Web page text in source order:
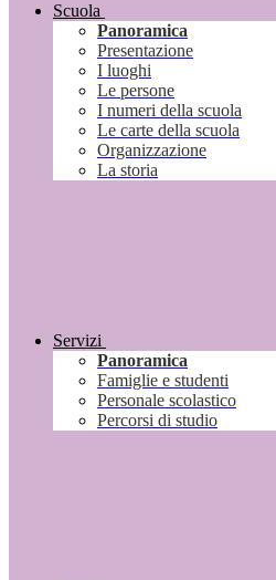
Scuola
Panoramica
Presentazione
I luoghi
Le persone
I numeri della scuola
Le carte della scuola
Organizzazione
La storia
Servizi
Panoramica
Famiglie e studenti
Personale scolastico
Percorsi di studio